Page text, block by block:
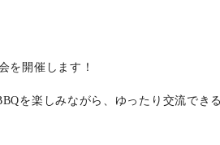
を開催します！
を楽しみながら、ゆったり交流でき